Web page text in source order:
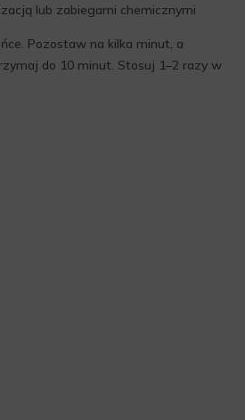
lub zabiegami chemicznymi
Pozostaw na kilka minut, a
do 10 minut. Stosuj 1–2 razy w